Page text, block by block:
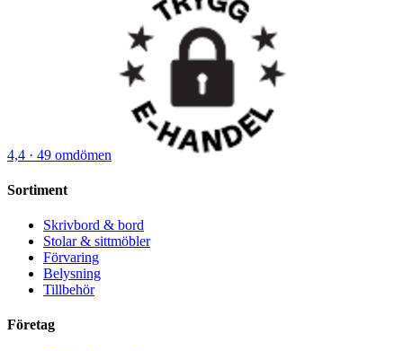
4,4 · 49 omdömen
Sortiment
Skrivbord & bord
Stolar & sittmöbler
Förvaring
Belysning
Tillbehör
Företag